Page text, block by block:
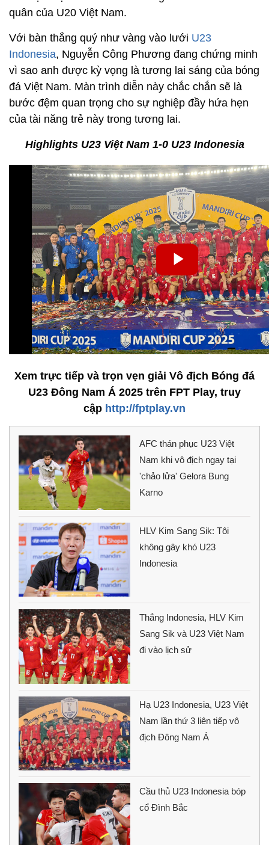
quân của U20 Việt Nam.
Với bàn thắng quý như vàng vào lưới U23
Indonesia, Nguyễn Công Phương đang chứng minh
vì sao anh được kỳ vọng là tương lai sáng của bóng
đá Việt Nam. Màn trình diễn này chắc chắn sẽ là
bước đệm quan trọng cho sự nghiệp đầy hứa hẹn
của tài năng trẻ này trong tương lai.
Highlights U23 Việt Nam 1-0 U23 Indonesia
Xem trực tiếp và trọn vẹn giải Vô địch Bóng đá
U23 Đông Nam Á 2025 trên FPT Play, truy
cập http://fptplay.vn
AFC thán phục U23 Việt
Nam khi vô địch ngay tại
'chảo lửa' Gelora Bung
Karno
HLV Kim Sang Sik: Tôi
không gây khó U23
Indonesia
Thắng Indonesia, HLV Kim
Sang Sik và U23 Việt Nam
đi vào lịch sử
Hạ U23 Indonesia, U23 Việt
Nam lần thứ 3 liên tiếp vô
địch Đông Nam Á
Cầu thủ U23 Indonesia bóp
cổ Đình Bắc